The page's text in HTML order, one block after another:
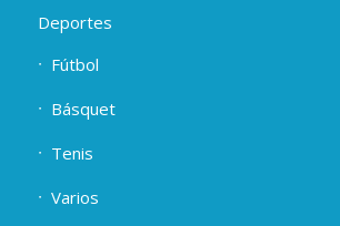
Deportes
Fútbol
Básquet
Tenis
Varios